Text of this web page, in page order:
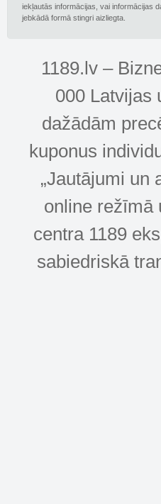
iekļautās informācijas, vai informācijas
jebkādā formā stingri aizliegta.
1189.lv –
000 Latvijas
dažādām
kuponus
„Jautājumi un
online režīmā
centra 1189
sabiedriskā